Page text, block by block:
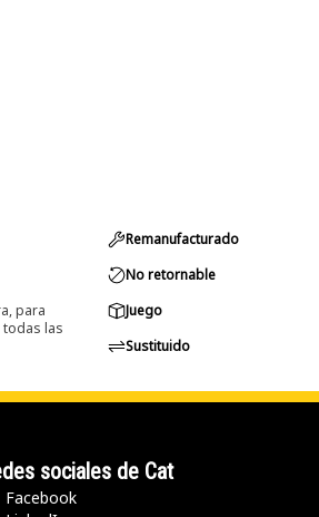
para
todas las
Remanufacturado
No retornable
Juego
Sustituido
sociales de Cat
Facebook